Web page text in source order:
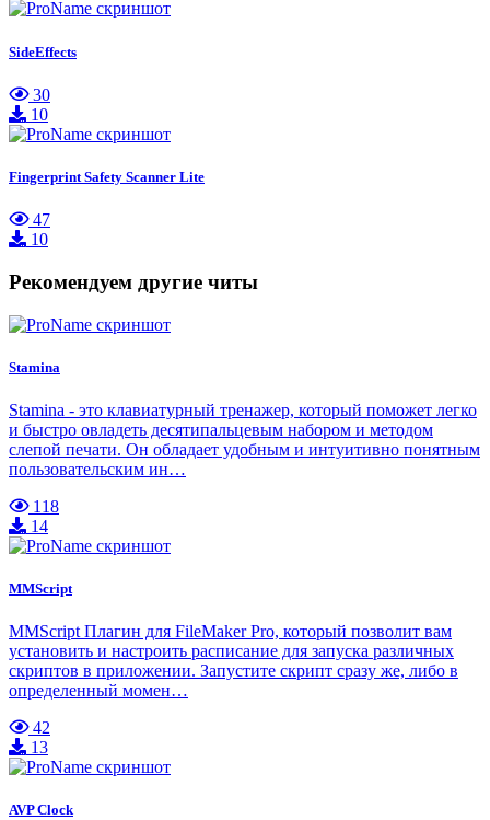
SideEffects
30
10
Fingerprint Safety Scanner Lite
47
10
Рекомендуем другие читы
Stamina
Stamina - это клавиатурный тренажер, который поможет легко
и быстро овладеть десятипальцевым набором и методом
слепой печати. Он обладает удобным и интуитивно понятным
пользовательским ин…
118
14
MMScript
MMScript Плагин для FileMaker Pro, который позволит вам
установить и настроить расписание для запуска различных
скриптов в приложении. Запустите скрипт сразу же, либо в
определенный момен…
42
13
AVP Clock